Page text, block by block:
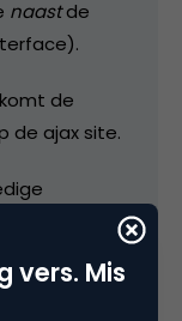
naastde
de
de ajax site.
vers. Mis